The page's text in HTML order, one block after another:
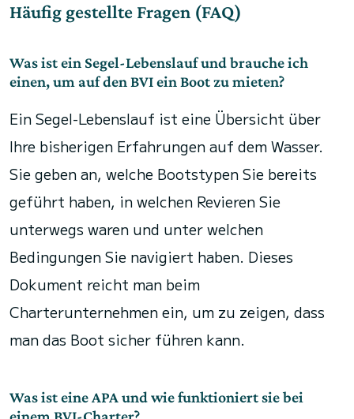
Häufig gestellte Fragen (FAQ)
Was ist ein Segel-Lebenslauf und brauche ich
einen, um auf den BVI ein Boot zu mieten?
Ein Segel-Lebenslauf ist eine Übersicht über
Ihre bisherigen Erfahrungen auf dem Wasser.
Sie geben an, welche Bootstypen Sie bereits
geführt haben, in welchen Revieren Sie
unterwegs waren und unter welchen
Bedingungen Sie navigiert haben. Dieses
Dokument reicht man beim
Charterunternehmen ein, um zu zeigen, dass
man das Boot sicher führen kann.
Was ist eine APA und wie funktioniert sie bei